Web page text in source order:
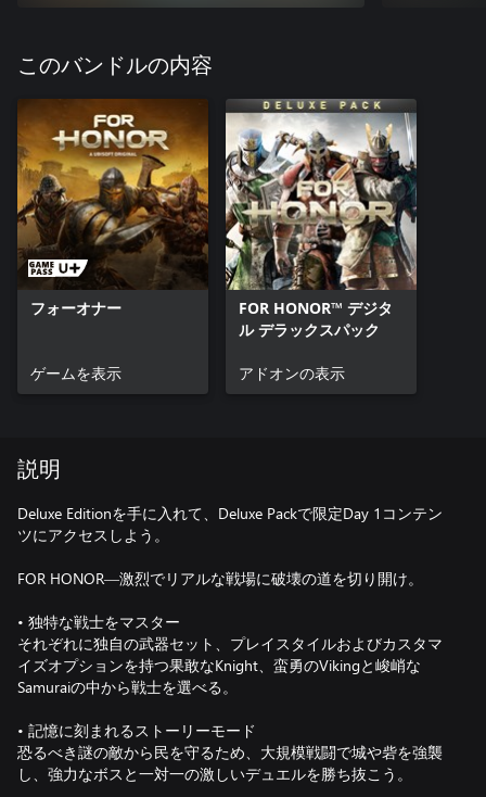
このバンドルの内容
フォーオナー
ゲームを表示
FOR HONOR™ デジタ
ル デラックスパック
アドオンの表示
説明
Deluxe Editionを手に入れて、Deluxe Packで限定Day 1コンテン
ツにアクセスしよう。
FOR HONOR―激烈でリアルな戦場に破壊の道を切り開け。
• 独特な戦士をマスター
それぞれに独自の武器セット、プレイスタイルおよびカスタマ
イズオプションを持つ果敢なKnight、蛮勇のVikingと峻峭な
Samuraiの中から戦士を選べる。
• 記憶に刻まれるストーリーモード
恐るべき謎の敵から民を守るため、大規模戦闘で城や砦を強襲
し、強力なボスと一対一の激しいデュエルを勝ち抜こう。